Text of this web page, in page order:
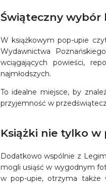
Świąteczny wybór
W książkowym pop-upie
Wydawnictwa
wciągających powieści,
najmłodszych.
To idealne miejsce, by
przyjemność w
Książki nie tylko w
Dodatkowo wspólnie z
mogli usiąść w wygodnym
w pop-upie, otrzyma także